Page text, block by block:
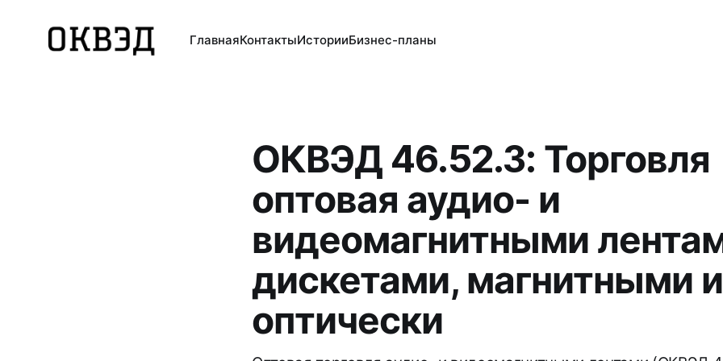
ГлавнаяКонтактыИсторииБизнес-планы
ОКВЭД 46.52.3: Торговля
оптовая аудио- и
видеомагнитными
дискетами, магнитными и
оптически